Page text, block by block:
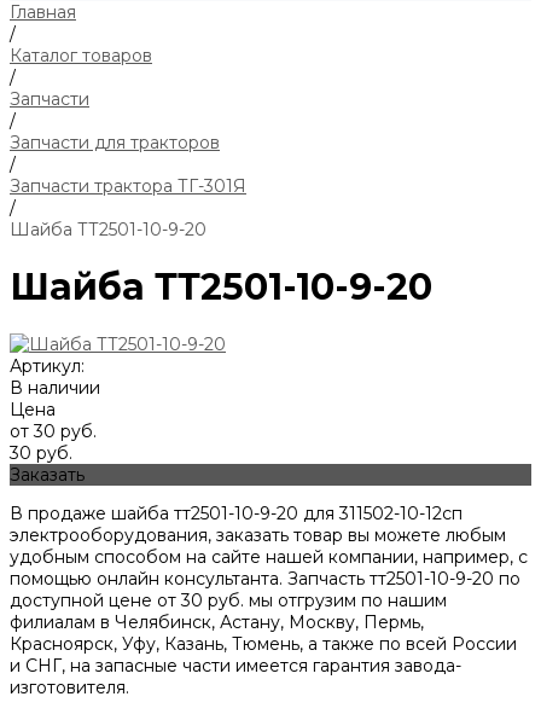
Главная
/
Каталог товаров
/
Запчасти
/
Запчасти для тракторов
/
Запчасти трактора ТГ-301Я
/
Шайба ТТ2501-10-9-20
Шайба ТТ2501-10-9-20
Артикул:
В наличии
Цена
от 30 руб.
30 руб.
Заказать
В продаже шайба тт2501-10-9-20 для 311502-10-12сп
электрооборудования, заказать товар вы можете любым
удобным способом на сайте нашей компании, например, с
помощью онлайн консультанта. Запчасть тт2501-10-9-20 по
доступной цене от30 руб. мы отгрузим по нашим
филиалам в Челябинск, Астану, Москву, Пермь,
Красноярск, Уфу, Казань, Тюмень, а также по всей России
и СНГ, на запасные части имеется гарантия завода-
изготовителя.